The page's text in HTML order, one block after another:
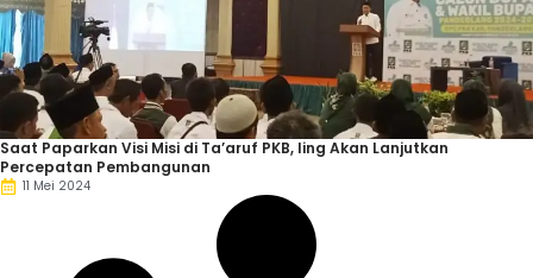
Saat Paparkan Visi Misi di Ta’aruf PKB, Iing Akan Lanjutkan
Percepatan Pembangunan
11 Mei 2024